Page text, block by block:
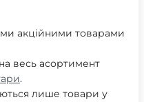
акційними товарами
весь асортимент
.
лише товари у